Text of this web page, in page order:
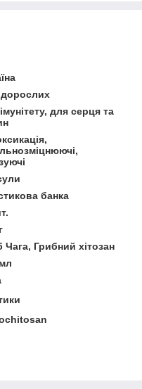
для серця та
банка
Чага, Грибний хітозан